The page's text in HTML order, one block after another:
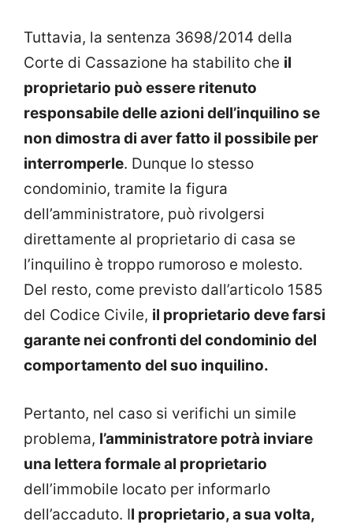
Tuttavia, la sentenza 3698/2014 della
Corte di Cassazione ha stabilito che il
proprietario può essere ritenuto
responsabile delle azioni dell’inquilino se
non dimostra di aver fatto il possibile per
interromperle. Dunque lo stesso
condominio, tramite la figura
dell’amministratore, può rivolgersi
direttamente al proprietario di casa se
l’inquilino è troppo rumoroso e molesto.
Del resto, come previsto dall’articolo 1585
del Codice Civile, il proprietario deve farsi
garante nei confronti del condominio del
comportamento del suo inquilino.
Pertanto, nel caso si verifichi un simile
problema, l’amministratore potrà inviare
una lettera formale al proprietario
dell’immobile locato per informarlo
dell’accaduto. Il proprietario, a sua volta,